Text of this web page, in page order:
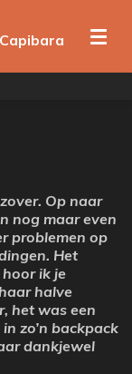
Op naar
nog maar even
problemen op
Het
ik je
halve
het was een
zo’n backpack
dankjewel